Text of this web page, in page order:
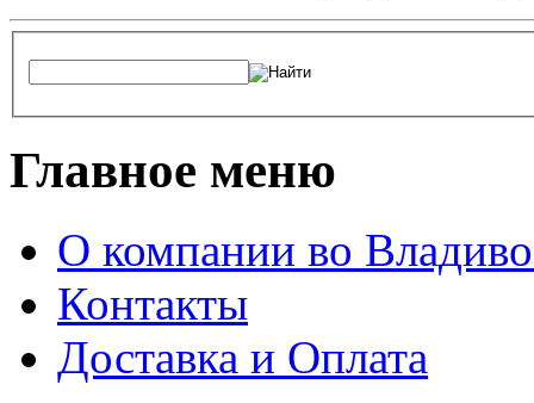
Главное меню
О компании во
Контакты
Доставка и Оплата